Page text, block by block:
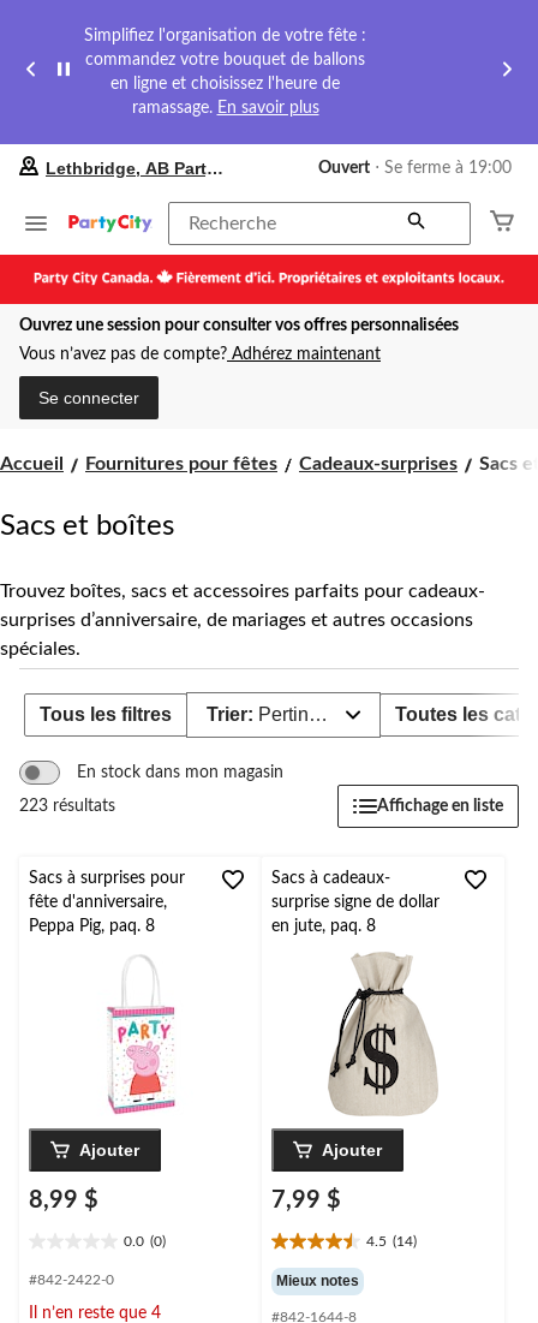
Simplifiez l'organisation de votre fête :
commandez votre bouquet de ballons
en ligne et choisissez l'heure de
ramassage. En savoir plus
préféré
Lethbridge,
Party
City,
courament
Ouvert,
cliquer
Lethbridge, AB Party City Ouvert ⋅ Se ferme à 19:00
Recherche
Ouvrez une session pour consulter vos offres personnalisées
Vous n’avez pas de compte? Adhérez maintenant
Se connecter
Accueil Fournitures pour fêtes Cadeaux-surprises
Sacs
Sacs
Sacs et boîtes
Trouvez boîtes, sacs et accessoires parfaits pour cadeaux-
surprises d’anniversaire, de mariages et autres occasions
spéciales.
Tous les filtres Trier: Pertinence Toutes les
En stock dans mon magasin
223 résultats
Affichage en liste
Sacs à surprises pour
fête d'anniversaire,
Peppa Pig, paq. 8
Ajouter
8,99 $
0.0 (0)
étoile(s)
#842-2422-0
Il n’en reste que 4
Sacs à cadeaux-
surprise signe de dollar
en jute, paq. 8
Ajouter
7,99 $
4.5 (14)
4.5
étoile(s)
sur
Mieux notes
#842-1644-8